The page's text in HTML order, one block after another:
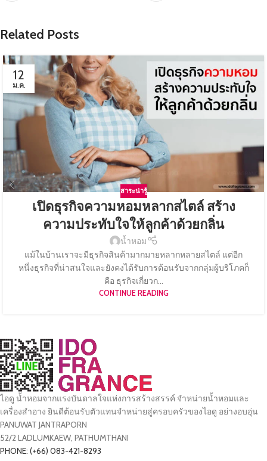
Related Posts
12
ม.ค.
สาระน่ารู้
เปิดธุรกิจความหอมหลากสไตล์ สร้าง
ความประทับใจให้ลูกค้าด้วยกลิ่น
น้ำหอม
แม้ในบ้านเราจะมีธุรกิจสินค้ามากมายหลากหลายสไตล์ แต่อีก
หนึ่งธุรกิจที่น่าสนใจและยังคงได้รับการต้อนรับจากกลุ่มผู้บริโภคก็
คือ ธุรกิจเกี่ยวก...
CONTINUE READING
ไอดู น้ำหอมจากแรงบันดาลใจแห่งการสร้างสรรค์ จำหน่ายน้ำหอมและ
เครื่องสำอาง ยินดีต้อนรับตัวแทนจำหน่ายสู่ครอบครัวของไอดู อย่างอบอุ่น
PANUWAT JANTRAPORN
52/2 LADLUMKAEW, PATHUMTHANI
PHONE: (+66) 083-421-8293